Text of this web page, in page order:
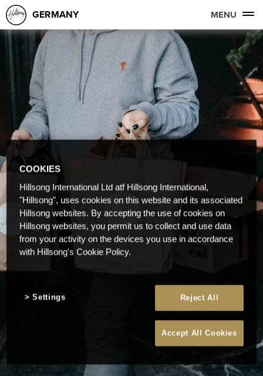
GERMANY MENU
COOKIES
Hillsong International Ltd atf Hillsong International,
"Hillsong", uses cookies on this website and its associated
Hillsong websites. By accepting the use of cookies on
Hillsong websites, you permit us to collect and use data
from your activity on the devices you use in accordance
with Hillsong's Cookie Policy.
Reject All
Accept All Cookies
Settings